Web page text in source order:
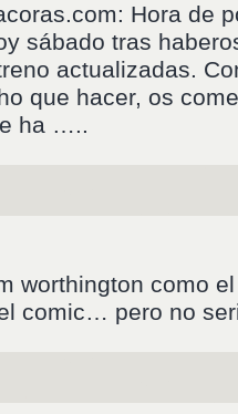
Hora de
sábado tras
actualizadas.
que hacer, os
ha …..
worthington como
comic… pero no